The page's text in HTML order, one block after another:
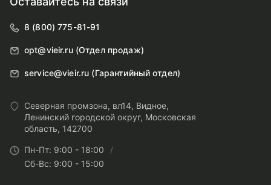
8 (800) 775-81-91
opt@vieir.ru (Отдел продаж)
service@vieir.ru (Гарантийный отдел)
Северная промзона, вл14, Видное,
Ленинский городской округ, Московская
область, 142700
Пн-Пт: 9:00 - 18:00
Сб-Вс: 9:00 - 15:00